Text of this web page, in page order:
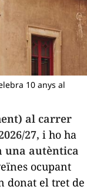
10 anys al
al carrer
27, i ho ha
una autèntica
ocupant
donat el tret de